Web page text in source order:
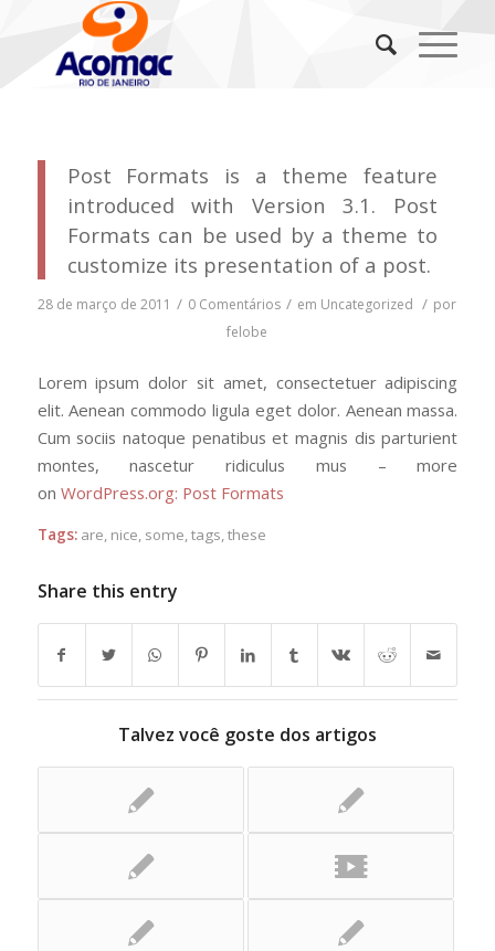
Post Formats is a theme feature
introduced with Version 3.1. Post
Formats can be used by a theme to
customize its presentation of a post.
28 de março de 2011 / 0 Comentários / em Uncategorized / por
felobe
Lorem ipsum dolor sit amet, consectetuer adipiscing
elit. Aenean commodo ligula eget dolor. Aenean massa.
Cum sociis natoque penatibus et magnis dis parturient
montes, nascetur ridiculus mus – more
on WordPress.org: Post Formats
Tags: are, nice, some,tags,these
Share this entry
Talvez você goste dos artigos